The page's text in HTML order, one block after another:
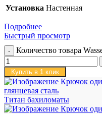
Установка Настенная
Подробнее
Быстрый просмотр
Количество товара
Купить в 1 клик
Титан бахиломаты